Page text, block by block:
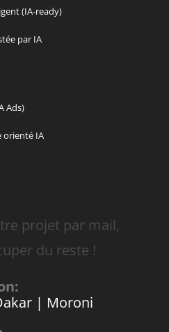
(IA-ready)
par IA
Ads)
orienté IA
projet par mail,
du reste !
| Moroni